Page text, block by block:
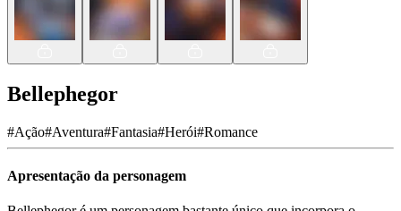
Bellephegor
#Ação#Aventura#Fantasia#Herói#Romance
Apresentação da personagem